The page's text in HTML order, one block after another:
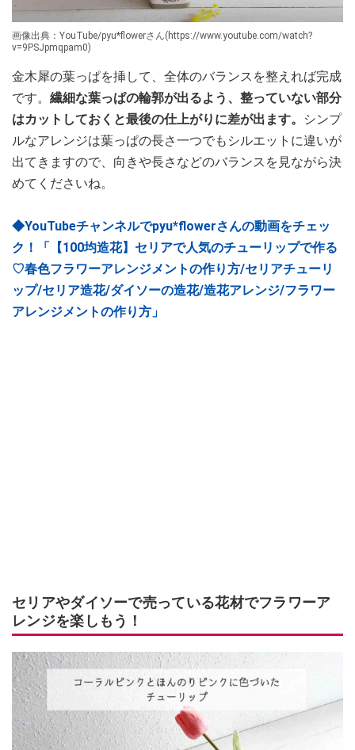
画像出典：YouTube/pyu*flowerさん(https://www.youtube.com/watch?
v=9PSJpmqpam0)
金木犀の葉っぱを挿して、全体のバランスを整えれば完成
です。 繊細な葉っぱの輪郭が出るよう、整っていない部分
はカットしておくと最後の仕上がりに差が出ます。
シンプ
ルなアレンジは葉っぱの長さ一つでもシルエットに違いが
出てきますので、向きや長さなどのバランスを見ながら決
めてくださいね。
◆YouTubeチャンネルでpyu*flowerさんの動画をチェッ
ク！「【100均造花】セリアで人気のチューリップで作る
♡春色フラワーアレンジメントの作り方/セリアチューリ
ップ/セリア造花/ダイソーの造花/造花アレンジ/フラワー
アレンジメントの作り方」
セリアやダイソーで売っている花材でフラワーア
レンジを楽しもう！